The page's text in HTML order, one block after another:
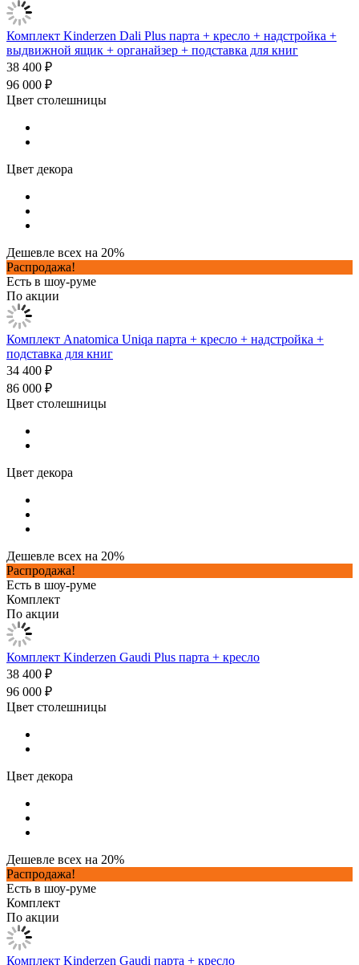
Комплект Kinderzen Dali Plus парта + кресло + надстройка +
выдвижной ящик + органайзер + подставка для книг
38 400 ₽
96 000 ₽
Цвет столешницы
Цвет декора
Дешевле всех на 20%
Распродажа!
Есть в шоу-руме
По акции
Комплект Anatomica Uniqa парта + кресло + надстройка +
подставка для книг
34 400 ₽
86 000 ₽
Цвет столешницы
Цвет декора
Дешевле всех на 20%
Распродажа!
Есть в шоу-руме
Комплект
По акции
Комплект Kinderzen Gaudi Plus парта + кресло
38 400 ₽
96 000 ₽
Цвет столешницы
Цвет декора
Дешевле всех на 20%
Распродажа!
Есть в шоу-руме
Комплект
По акции
Комплект Kinderzen Gaudi парта + кресло